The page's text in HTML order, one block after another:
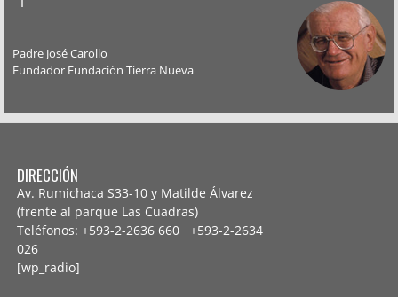
Padre José Carollo
Fundador Fundación Tierra Nueva
DIRECCIÓN
Av. Rumichaca S33-10 y Matilde Álvarez
(frente al parque Las Cuadras)
Teléfonos: +593-2-2636 660 +593-2-2634
026
[wp_radio]